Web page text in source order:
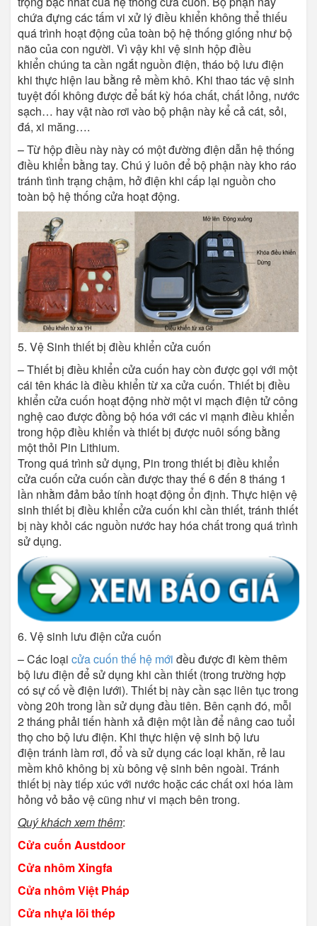
chứa đựng các tấm vi xử lý điều khiển không thể thiếu
quá trình hoạt động của toàn bộ hệ thống giống như bộ
não của con người. Vì vậy khi vệ sinh hộp điều
khiển chúng ta cần ngắt nguồn điện, tháo bộ lưu điện
khi thực hiện lau bằng rẻ mềm khô. Khi thao tác vệ sinh
tuyệt đối không được để bất kỳ hóa chất, chất lỏng, nước
sạch… hay vật nào rơi vào bộ phận này kể cả cát, sỏi,
đá, xi măng….
– Từ hộp điều này này có một đường điện dẫn hệ thống
điều khiển bằng tay. Chú ý luôn để bộ phận này kho ráo
tránh tình trạng chậm, hở điện khi cấp lại nguồn cho
toàn bộ hệ thống cửa hoạt động.
5. Vệ Sinh thiết bị điều khiển cửa cuốn
– Thiết bị điều khiển cửa cuốn hay còn được gọi với một
cái tên khác là điều khiển từ xa cửa cuốn. Thiết bị điều
khiển cửa cuốn hoạt động nhờ một vi mạch điện tử công
nghệ cao được đồng bộ hóa với các vi mạnh điều khiển
trong hộp điều khiển và thiết bị được nuôi sống bằng
một thỏi Pin Lithium.
Trong quá trình sử dụng, Pin trong thiết bị điều khiển
cửa cuốn cửa cuốn cần được thay thế 6 đến 8 tháng 1
lần nhằm đảm bảo tính hoạt động ổn định. Thực hiện vệ
sinh thiết bị điều khiển cửa cuốn khi cần thiết, tránh thiết
bị này khỏi các nguồn nước hay hóa chất trong quá trình
sử dụng.
6. Vệ sinh lưu điện cửa cuốn
– Các loại cửa cuốn thế hệ mới đều được đi kèm thêm
bộ lưu điện để sử dụng khi cần thiết (trong trường hợp
có sự cố về điện lưới). Thiết bị này cần sạc liên tục trong
vòng 20h trong lần sử dụng đầu tiên. Bên cạnh đó, mỗi
2 tháng phải tiến hành xả điện một lần để nâng cao tuổi
thọ cho bộ lưu điện. Khi thực hiện vệ sinh bộ lưu
điện tránh làm rơi, đổ và sử dụng các loại khăn, rẻ lau
mềm khô không bị xù bông vệ sinh bên ngoài. Tránh
thiết bị này tiếp xúc với nước hoặc các chất oxi hóa làm
hỏng vỏ bảo vệ cũng như vi mạch bên trong.
Quý khách xem thêm:
Cửa cuốn Austdoor
Cửa nhôm Xingfa
Cửa nhôm Việt Pháp
Cửa nhựa lõi thép